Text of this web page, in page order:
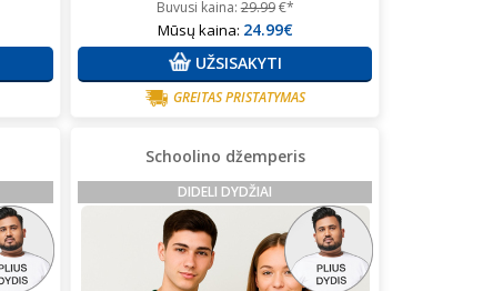
Buvusi kaina:29.99€*
Mūsų kaina: 24.99€
UŽSISAKYTI
GREITAS PRISTATYMAS
Schoolino džemperis
DIDELI DYDŽIAI